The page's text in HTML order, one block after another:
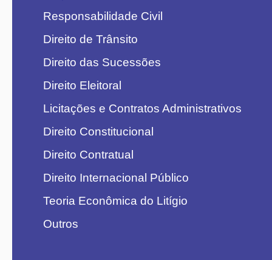
Responsabilidade Civil
Direito de Trânsito
Direito das Sucessões
Direito Eleitoral
Licitações e Contratos Administrativos
Direito Constitucional
Direito Contratual
Direito Internacional Público
Teoria Econômica do Litígio
Outros